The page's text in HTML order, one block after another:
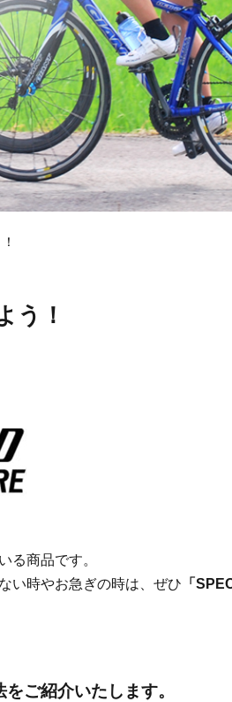
う！
る商品です。
い時やお急ぎの時は、ぜひ 「
ご紹介いたします。